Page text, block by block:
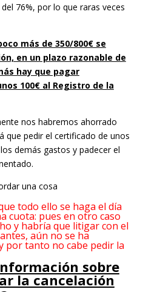
76%, por lo que raras veces
más de 350/800€ se
en un plazo razonable de
hay que pagar
100€ al Registro de la
nos habremos ahorrado
que pedir el certificado de unos
demás gastos y padecer el
una cosa
todo ello se haga el día
cuota: pues en otro caso
y habría que litigar con el
aún no se ha
por tanto no cabe pedir la
sobre
la cancelación